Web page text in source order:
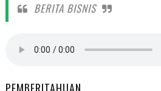
BERITA BISNIS